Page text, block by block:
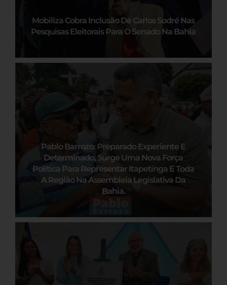
Mobiliza Cobra Inclusão De Carlos Sodré Nas
Pesquisas Eleitorais Para O Senado Na Bahia
Pablo Barrozo: Preparado Experiente E
Determinado, Surge Uma Nova Força
Política Para Representar Itapetinga E Toda
A Região Na Assembleia Legislativa Da
Bahia.